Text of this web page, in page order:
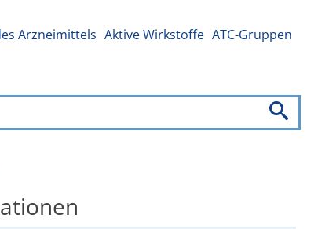
Arzneimittels Aktive Wirkstoffe ATC-Gruppen